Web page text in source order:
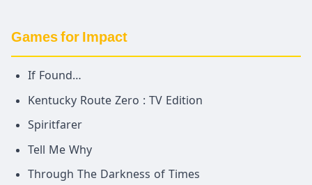
Games for Impact
If Found…
Kentucky Route Zero : TV Edition
Spiritfarer
Tell Me Why
Through The Darkness of Times